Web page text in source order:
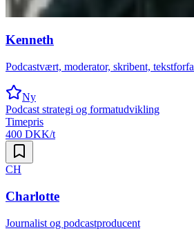
Kenneth
Podcastvært, moderator, skribent,
Ny
Podcast strategi og formatudvikling
Timepris
400 DKK/t
CH
Charlotte
Journalist og podcastproducent